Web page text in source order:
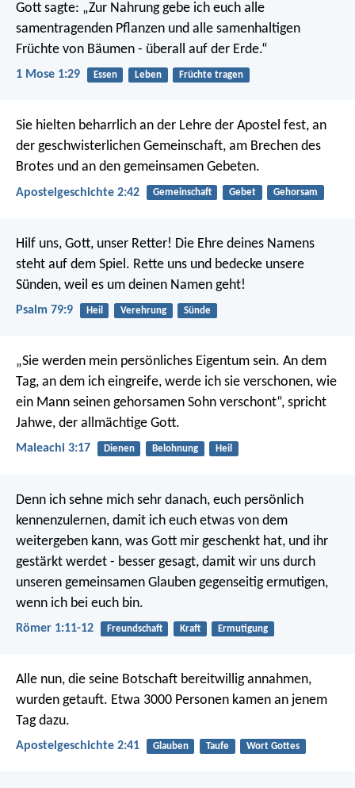
Gott sagte: „Zur Nahrung gebe ich euch alle
samentragenden Pflanzen und alle samenhaltigen
Früchte von Bäumen - überall auf der Erde.“
1 Mose 1:29 Essen Leben Früchte tragen
Sie hielten beharrlich an der Lehre der Apostel fest, an
der geschwisterlichen Gemeinschaft, am Brechen des
Brotes und an den gemeinsamen Gebeten.
Apostelgeschichte 2:42 Gemeinschaft Gebet Gehorsam
Hilf uns, Gott, unser Retter! Die Ehre deines Namens
steht auf dem Spiel. Rette uns und bedecke unsere
Sünden, weil es um deinen Namen geht!
Psalm 79:9 Heil Verehrung Sünde
„Sie werden mein persönliches Eigentum sein. An dem
Tag, an dem ich eingreife, werde ich sie verschonen, wie
ein Mann seinen gehorsamen Sohn verschont“, spricht
Jahwe, der allmächtige Gott.
Maleachi 3:17 Dienen Belohnung Heil
Denn ich sehne mich sehr danach, euch persönlich
kennenzulernen, damit ich euch etwas von dem
weitergeben kann, was Gott mir geschenkt hat, und ihr
gestärkt werdet - besser gesagt, damit wir uns durch
unseren gemeinsamen Glauben gegenseitig ermutigen,
wenn ich bei euch bin.
Römer 1:11-12 Freundschaft Kraft Ermutigung
Alle nun, die seine Botschaft bereitwillig annahmen,
wurden getauft. Etwa 3000 Personen kamen an jenem
Tag dazu.
Apostelgeschichte 2:41 Glauben Taufe Wort Gottes